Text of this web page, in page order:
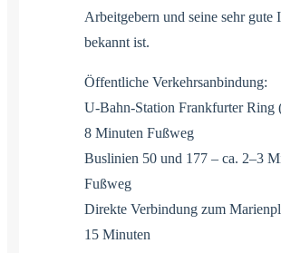
Arbeitgebern und seine sehr gute
bekannt ist.
Öffentliche Verkehrsanbindung:
U-Bahn-Station Frankfurter Ring
8 Minuten Fußweg
Buslinien 50 und 177 – ca. 2–3
Fußweg
Direkte Verbindung zum
15 Minuten